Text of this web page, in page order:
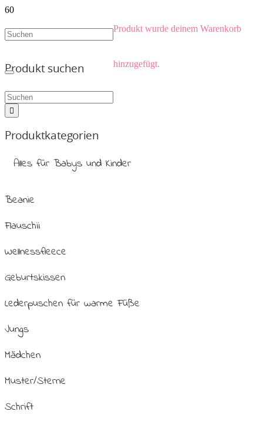
Produkt wurde deinem Warenkorb
hinzugefügt.
Produkt suchen
Produktkategorien
Alles für Babys und Kinder
Beanie
Flauschii
Wellnessfleece
Geburtskissen
Lederpuschen für warme Füße
Jungs
Mädchen
Muster/Sterne
Schrift